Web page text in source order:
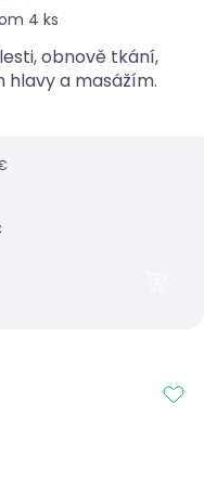
4 ks
obnově tkání,
a masážím.